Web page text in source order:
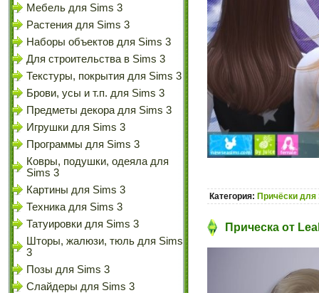
Мебель для Sims 3
Растения для Sims 3
Наборы объектов для Sims 3
Для строительства в Sims 3
Текстуры, покрытия для Sims 3
Брови, усы и т.п. для Sims 3
Предметы декора для Sims 3
Игрушки для Sims 3
Программы для Sims 3
Ковры, подушки, одеяла для
Sims 3
Картины для Sims 3
Техника для Sims 3
Татуировки для Sims 3
Шторы, жалюзи, тюль для Sims
3
Позы для Sims 3
Слайдеры для Sims 3
Категория: Причёски для
Прическа от